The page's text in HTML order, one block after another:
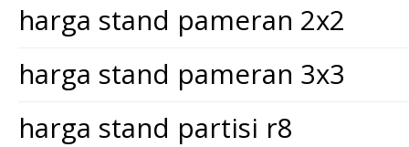
harga stand pameran 2x2
harga stand pameran 3x3
harga stand partisi r8